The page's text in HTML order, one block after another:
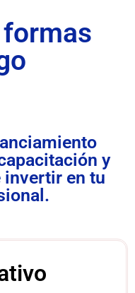
y
invertir en tu